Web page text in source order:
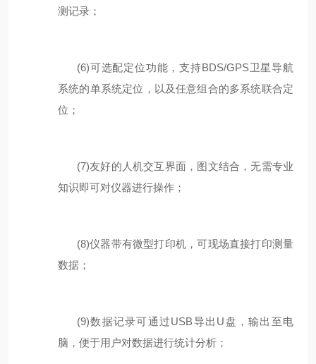
测记录；
(6)可选配定位功能，支持BDS/GPS卫星导航
系统的单系统定位，以及任意组合的多系统联合定
位 ；
(7)友好的人机交互界面，图文结合，无需专业
知识即可对仪器进行操作；
(8)仪器带有微型打印机，可现场直接打印测量
数据；
(9)数据记录可通过USB导出 U盘 ，输出至电
脑，便于用户对数据进行统计分析；